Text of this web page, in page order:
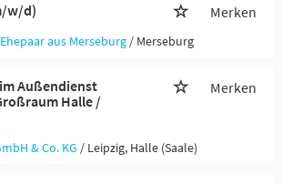
w/d) Merken
aus Merseburg / Merseburg
Außendienst
Halle /
Merken
& Co. KG / Leipzig, Halle (Saale)